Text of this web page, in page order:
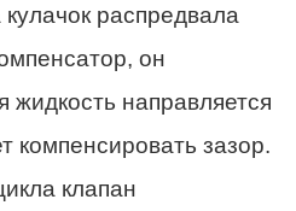
распредвала
он
направляется
компенсировать зазор.
клапан